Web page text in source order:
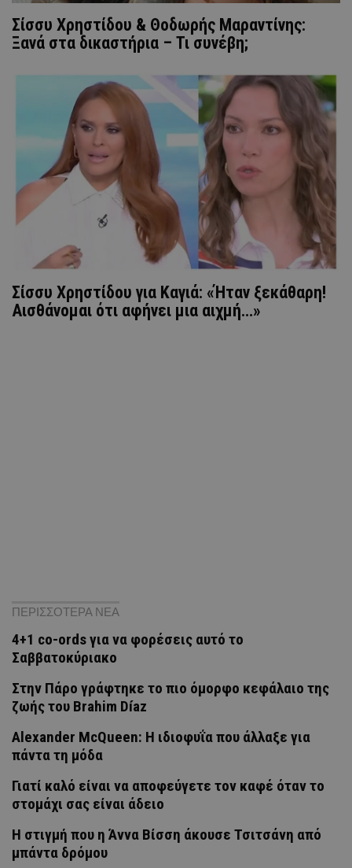
Σίσσυ Χρηστίδου & Θοδωρής Μαραντίνης:
Ξανά στα δικαστήρια – Τι συνέβη;
Σίσσυ Χρηστίδου για Καγιά: «Ήταν ξεκάθαρη!
Αισθάνομαι ότι αφήνει μια αιχμή…»
ΠΕΡΙΣΣΟΤΕΡΑ ΝΕΑ
4+1 co-ords για να φορέσεις αυτό το
Σαββατοκύριακο
Στην Πάρο γράφτηκε το πιο όμορφο κεφάλαιο της
ζωής του Brahim Díaz
Alexander McQueen: Η ιδιοφυΐα που άλλαξε για
πάντα τη μόδα
Γιατί καλό είναι να αποφεύγετε τον καφέ όταν το
στομάχι σας είναι άδειο
H στιγμή που η Άννα Βίσση άκουσε Τσιτσάνη από
μπάντα δρόμου